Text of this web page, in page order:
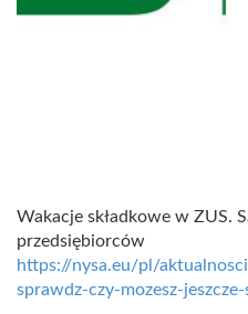
Wakacje składkowe w ZUS.
przedsiębiorców
https://nysa.eu/pl/
sprawdz-czy-mozesz-